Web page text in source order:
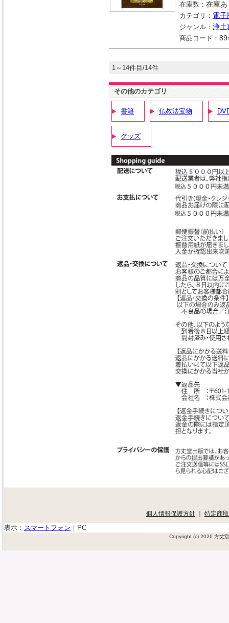
在庫数： 在庫あ
カテゴリ： 電子
ジャンル： 浄土
商品コード：
1～14件目/14件
その他のカテゴリ
書籍 仏教法宝物
グッズ
個人情報保護方針 ｜ 特定商
表示： スマートフォン ｜ PC
Copyright (c) 2026 方丈